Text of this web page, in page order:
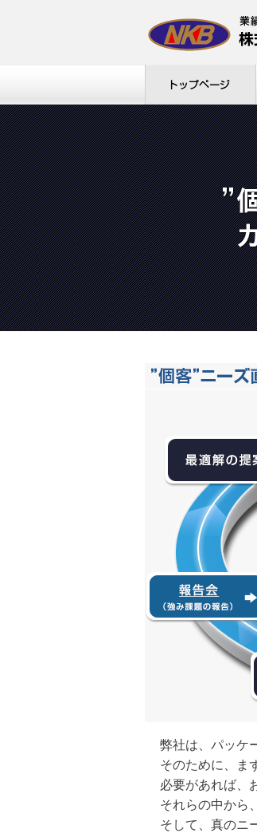
弊社は、パッケ
そのために、ま
必要があれば、
それらの中から
そして、真のニ